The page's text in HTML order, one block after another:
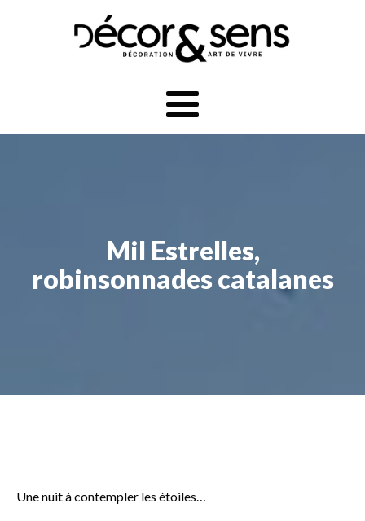
Mil Estrelles,
robinsonnades catalanes
Une nuit à contempler les étoiles…